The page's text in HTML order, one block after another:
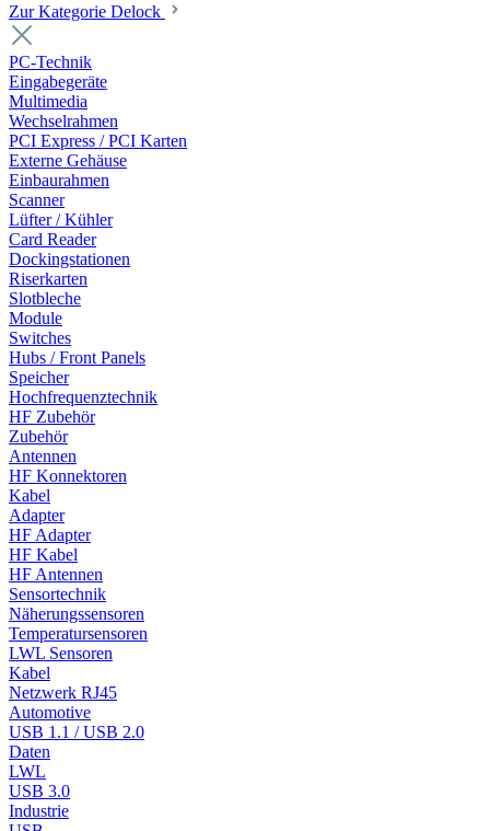
Zur Kategorie Delock
PC-Technik
Eingabegeräte
Multimedia
Wechselrahmen
PCI Express / PCI Karten
Externe Gehäuse
Einbaurahmen
Scanner
Lüfter / Kühler
Card Reader
Dockingstationen
Riserkarten
Slotbleche
Module
Switches
Hubs / Front Panels
Speicher
Hochfrequenztechnik
HF Zubehör
Zubehör
Antennen
HF Konnektoren
Kabel
Adapter
HF Adapter
HF Kabel
HF Antennen
Sensortechnik
Näherungssensoren
Temperatursensoren
LWL Sensoren
Kabel
Netzwerk RJ45
Automotive
USB 1.1 / USB 2.0
Daten
LWL
USB 3.0
Industrie